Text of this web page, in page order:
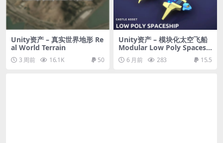
Unity资产 – 真实世界地形 Re
al World Terrain
3 周前 16.1K 50
Unity资产 – 模块化太空飞船
Modular Low Poly Spacesh
ips-16 月前 283 15.5